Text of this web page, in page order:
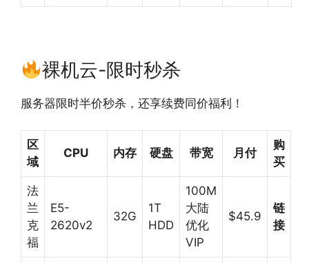
裸机云-限时秒杀
服务器限时半价秒杀，还享续费同价福利！
区
域
CPU 内存 硬盘 带宽 月付
购
买
法
兰
克
福
E5-
2620v2
32G
1T
HDD
100M
大陆
优化
VIP
$45.9
链
接